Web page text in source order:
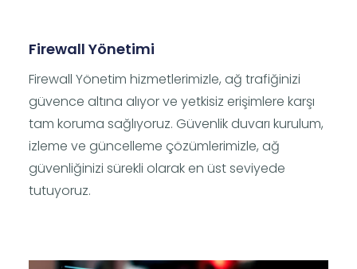
Firewall Yönetimi
Firewall Yönetim hizmetlerimizle, ağ trafiğinizi
güvence altına alıyor ve yetkisiz erişimlere karşı
tam koruma sağlıyoruz. Güvenlik duvarı kurulum,
izleme ve güncelleme çözümlerimizle, ağ
güvenliğinizi sürekli olarak en üst seviyede
tutuyoruz.